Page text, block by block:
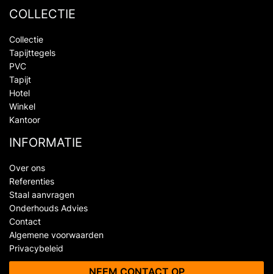
COLLECTIE
Collectie
Tapijttegels
PVC
Tapijt
Hotel
Winkel
Kantoor
INFORMATIE
Over ons
Referenties
Staal aanvragen
Onderhouds Advies
Contact
Algemene voorwaarden
Privacybeleid
NEEM CONTACT OP